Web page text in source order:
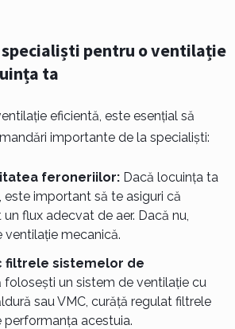
pentru o ventilație
ta
eficientă, este esențial să
importante de la specialiști:
feroneriilor:Dacă locuința ta
este important să te asiguri că
flux adecvat de aer. Dacă nu,
ventilație mecanică.
filtrele sistemelor de
un sistem de ventilație cu
sau VMC, curăță regulat filtrele
performanța acestuia.